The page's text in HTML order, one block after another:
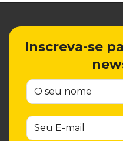
Inscreva-se